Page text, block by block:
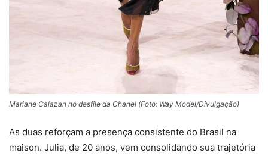
Mariane Calazan no desfile da Chanel (Foto: Way Model/Divulgação)
As duas reforçam a presença consistente do Brasil na
maison. Julia, de 20 anos, vem consolidando sua trajetória